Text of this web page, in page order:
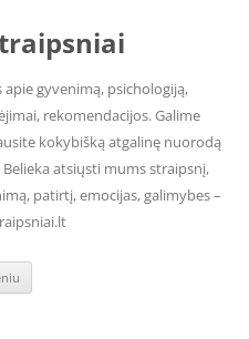
gyvenimą, psichologiją,
rekomendacijos. Galime
kokybišką atgalinę nuorodą
atsiųsti mums straipsnį,
patirtį, emocijas, galimybes –